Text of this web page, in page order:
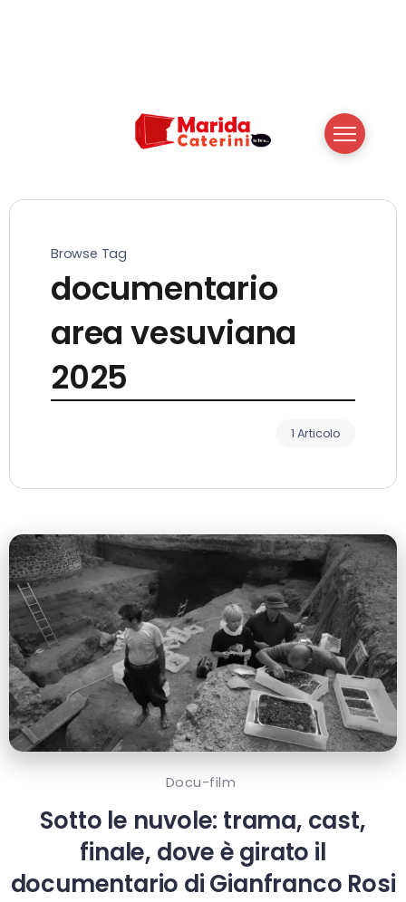
Browse Tag
documentario
area vesuviana
2025
1 Articolo
Docu-film
Sotto le nuvole: trama, cast,
finale, dove è girato il
documentario di Gianfranco Rosi